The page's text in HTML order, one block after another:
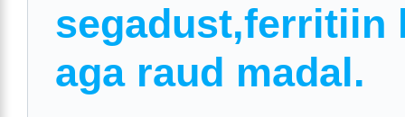
segadust,ferritiin
aga raud madal.